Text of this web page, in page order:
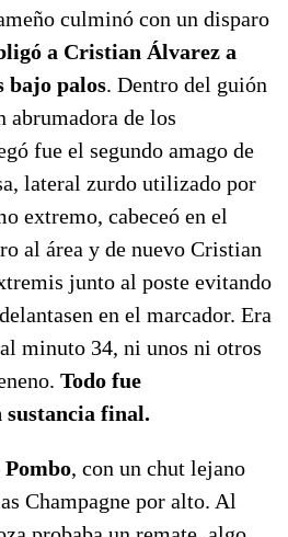
culminó con un disparo
a Cristian Álvarez a
bajo palos. Dentro del guión
abrumadora de los
fue el segundo amago de
lateral zurdo utilizado por
extremo, cabeceó en el
al área y de nuevo Cristian
junto al poste evitando
en el marcador. Era
minuto 34, ni unos ni otros
Todo fue
sustancia final.
, con un chut lejano
Champagne por alto. Al